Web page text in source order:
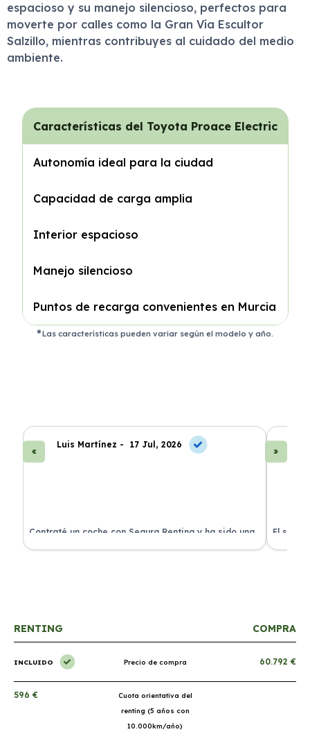
espacioso y su manejo silencioso, perfectos para
moverte por calles como la Gran Vía Escultor
Salzillo, mientras contribuyes al cuidado del medio
ambiente.
Características del Toyota Proace Electric
Autonomía ideal para la ciudad
Capacidad de carga amplia
Interior espacioso
Manejo silencioso
Puntos de recarga convenientes en Murcia
Las características pueden variar según el modelo y año.
Luis Martínez - 17 Jul, 2026
Contraté un coche con Segura Renting y ha sido una
experiencia fantástica. Todo incluido y sin sorpresas.
El
proceso
RENTING COMPRA
INCLUIDO Precio de compra 60.792 €
596 €
Cuota orientativa del
renting (5 años con
10.000km/año)